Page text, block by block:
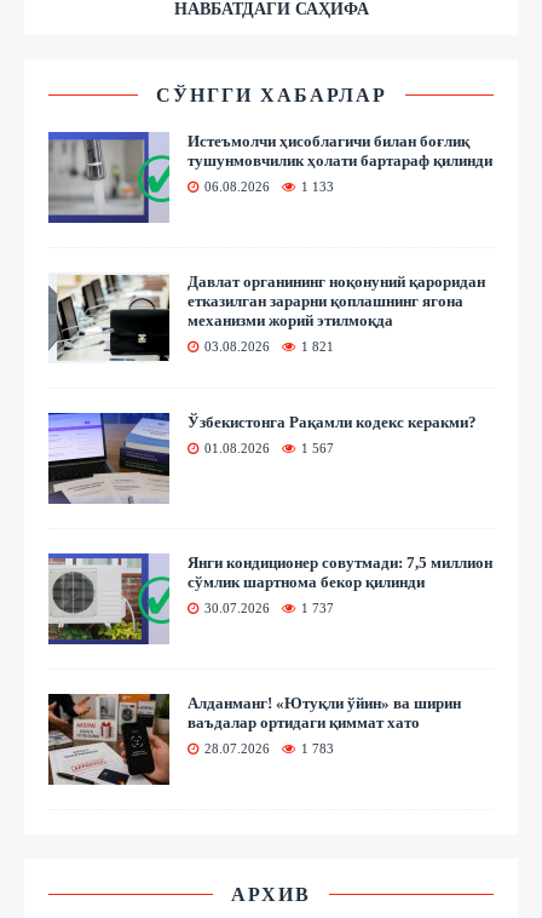
НАВБАТДАГИ САҲИФА
СЎНГГИ ХАБАРЛАР
Истеъмолчи ҳисоблагичи билан боғлиқ
тушунмовчилик ҳолати бартараф қилинди
06.08.2026 1 133
Давлат органининг ноқонуний қароридан
етказилган зарарни қоплашнинг ягона
механизми жорий этилмоқда
03.08.2026 1 821
Ўзбекистонга Рақамли кодекс керакми?
01.08.2026 1 567
Янги кондиционер совутмади: 7,5 миллион
сўмлик шартнома бекор қилинди
30.07.2026 1 737
Алданманг! «Ютуқли ўйин» ва ширин
ваъдалар ортидаги қиммат хато
28.07.2026 1 783
АРХИВ